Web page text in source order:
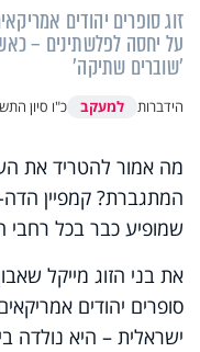
זוג סופרים יהודים
על יחסה לפלשתינים –
'שוברים שתיקה'
הידברות למעקב כ"ו סיון
מה אמור להטריד את
המתגברת? קמפיין
שמופיע כבר בכל רחבי
את בני הזוג מייקל
סופרים יהודים
ישראלית – היא נולדה